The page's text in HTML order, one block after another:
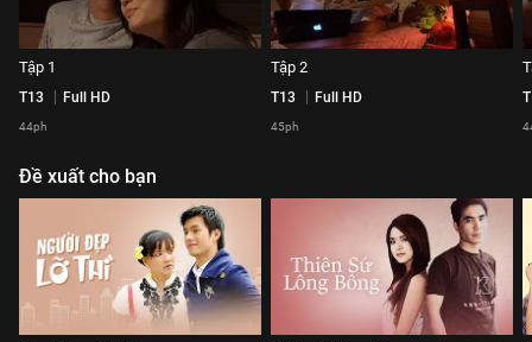
Tập 1
T13 Full HD
44ph
Tập 2
T13 Full HD
45ph
Đề xuất cho bạn